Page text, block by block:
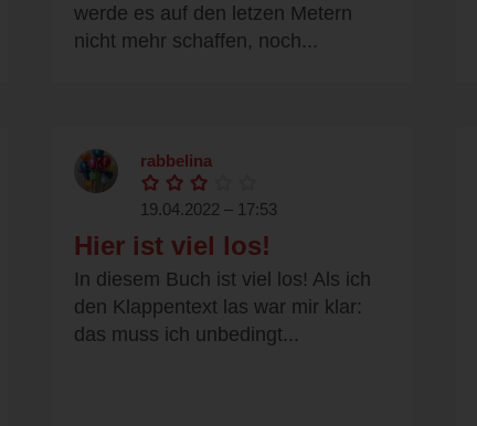
werde es auf den letzen Metern
nicht mehr schaffen, noch...
rabbelina
19.04.2022 – 17:53
Hier ist viel los!
In diesem Buch ist viel los! Als ich
den Klappentext las war mir klar:
das muss ich unbedingt...